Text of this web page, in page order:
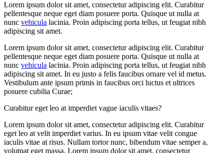
Lorem ipsum dolor sit amet, consectetur adipiscing elit. Curabitur
pellentesque neque eget diam posuere porta. Quisque ut nulla at
nunc vehicula lacinia. Proin adipiscing porta tellus, ut feugiat nibh
adipiscing sit amet.
Lorem ipsum dolor sit amet, consectetur adipiscing elit. Curabitur
pellentesque neque eget diam posuere porta. Quisque ut nulla at
nunc vehicula lacinia. Proin adipiscing porta tellus, ut feugiat nibh
adipiscing sit amet. In eu justo a felis faucibus ornare vel id metus.
Vestibulum ante ipsum primis in faucibus orci luctus et ultrices
posuere cubilia Curae;
Curabitur eget leo at imperdiet vague iaculis vitaes?
Lorem ipsum dolor sit amet, consectetur adipiscing elit. Curabitur
eget leo at velit imperdiet varius. In eu ipsum vitae velit congue
iaculis vitae at risus. Nullam tortor nunc, bibendum vitae semper a,
volutpat eget massa. Lorem ipsum dolor sit amet, consectetur